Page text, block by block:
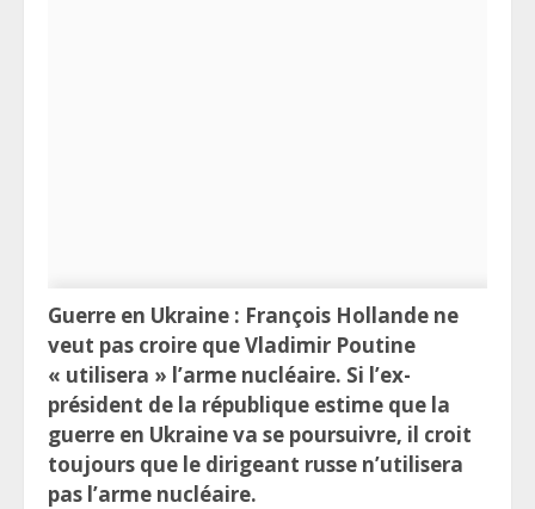
Guerre en Ukraine : François Hollande ne
veut pas croire que Vladimir Poutine
« utilisera » l’arme nucléaire. Si l’ex-
président de la république estime que la
guerre en Ukraine va se poursuivre, il croit
toujours que le dirigeant russe n’utilisera
pas l’arme nucléaire.